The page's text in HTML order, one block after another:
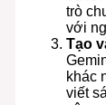
trò
với
Tạo
khác
viết